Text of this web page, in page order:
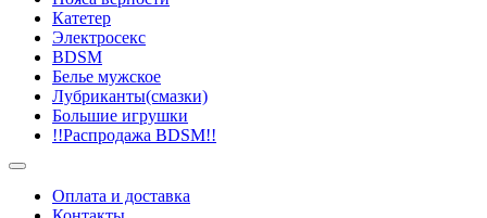
Катетер
Электросекс
BDSM
Белье мужское
Лубриканты(смазки)
Большие игрушки
!!Распродажа BDSM!!
Оплата и доставка